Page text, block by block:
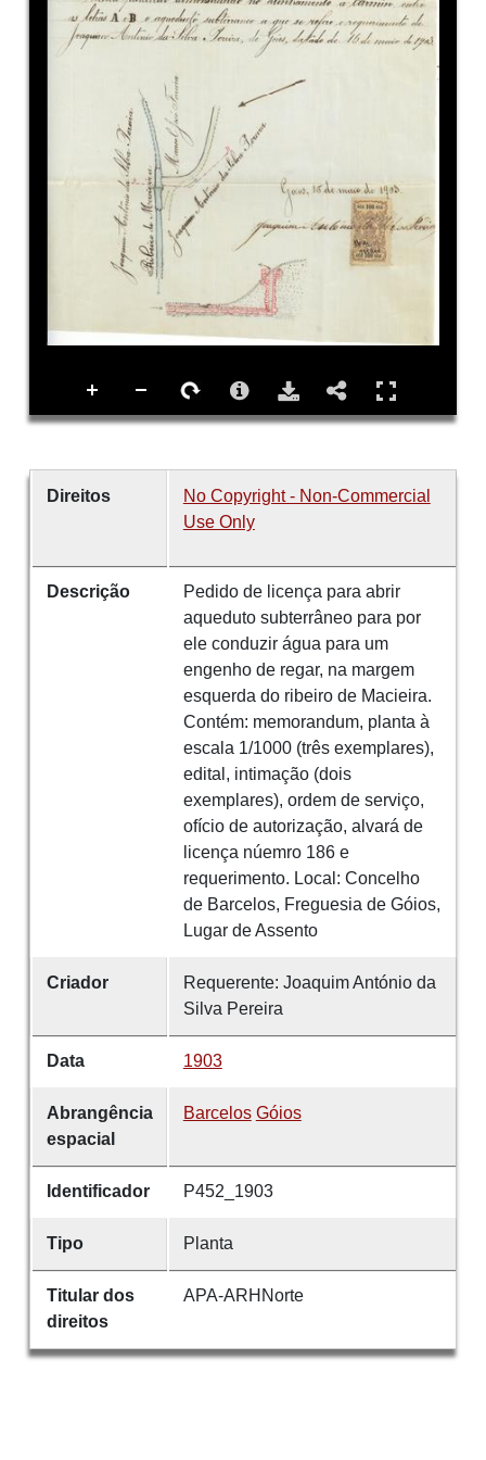
Direitos
No Copyright - Non-Commercial
Use Only
Descrição
Pedido de licença para abrir
aqueduto subterrâneo para por
ele conduzir água para um
engenho de regar, na margem
esquerda do ribeiro de Macieira.
Contém: memorandum, planta à
escala 1/1000 (três exemplares),
edital, intimação (dois
exemplares), ordem de serviço,
ofício de autorização, alvará de
licença núemro 186 e
requerimento. Local: Concelho
de Barcelos, Freguesia de Góios,
Lugar de Assento
Criador
Requerente: Joaquim António da
Silva Pereira
Data 1903
Abrangência
espacial
Barcelos Góios
Identificador P452_1903
Tipo Planta
Titular dos
direitos
APA-ARHNorte